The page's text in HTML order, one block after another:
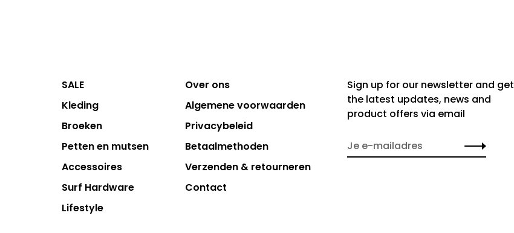
SALE
Kleding
Broeken
Petten en mutsen
Accessoires
Surf Hardware
Lifestyle
Over ons
Algemene voorwaarden
Privacybeleid
Betaalmethoden
Verzenden & retourneren
Contact
Sign up for our newsletter and get
the latest updates, news and
product offers via email